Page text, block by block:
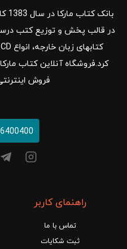
در قالب پخش و توزیع کتب
فروش
راهنمای کاربر
تماس با ما
ثبت شکایات